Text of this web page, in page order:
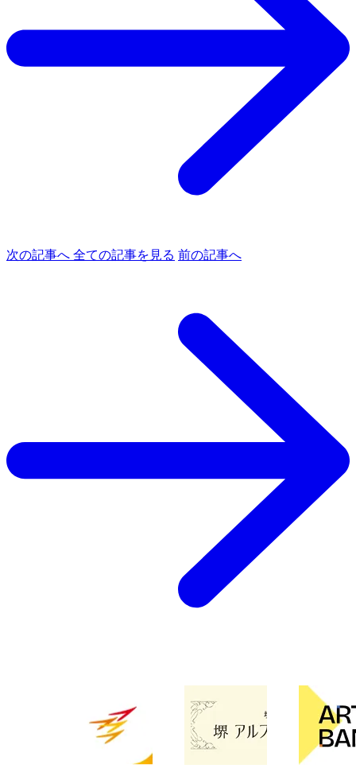
次の記事へ 全ての記事を見る 前の記事へ